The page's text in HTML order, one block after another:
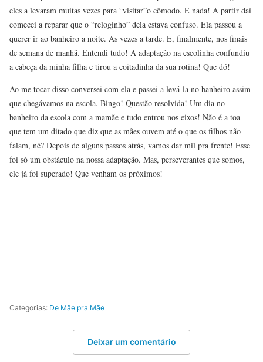
eles a levaram muitas vezes para “visitar”o cômodo. E nada! A partir daí
comecei a reparar que o “reloginho” dela estava confuso. Ela passou a
querer ir ao banheiro a noite. Às vezes a tarde. E, finalmente, nos finais
de semana de manhã. Entendi tudo! A adaptação na escolinha confundiu
a cabeça da minha filha e tirou a coitadinha da sua rotina! Que dó!
Ao me tocar disso conversei com ela e passei a levá-la no banheiro assim
que chegávamos na escola. Bingo! Questão resolvida! Um dia no
banheiro da escola com a mamãe e tudo entrou nos eixos! Não é a toa
que tem um ditado que diz que as mães ouvem até o que os filhos não
falam, né? Depois de alguns passos atrás, vamos dar mil pra frente! Esse
foi só um obstáculo na nossa adaptação. Mas, perseverantes que somos,
ele já foi superado! Que venham os próximos!
Categorias: De Mãe pra Mãe
Deixar um comentário